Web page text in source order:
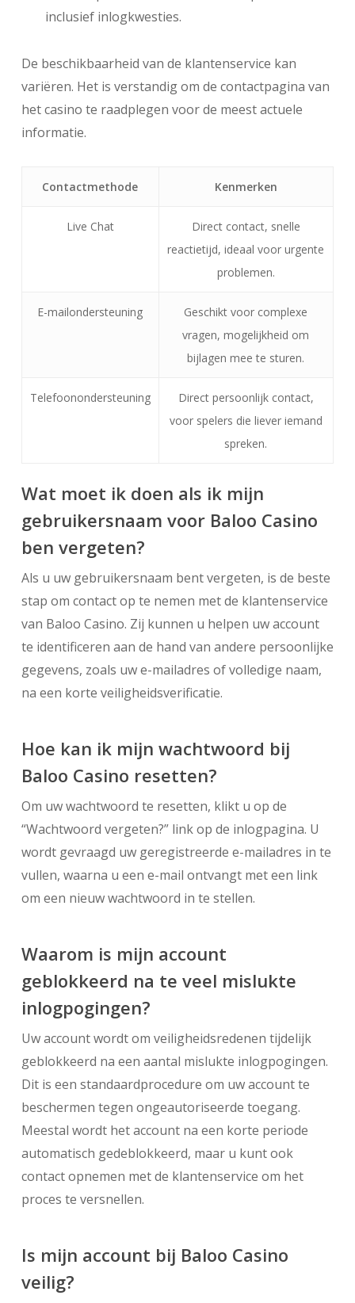
inclusief inlogkwesties.
De beschikbaarheid van de klantenservice kan
variëren. Het is verstandig om de contactpagina van
het casino te raadplegen voor de meest actuele
informatie.
Contactmethode Kenmerken
Live Chat
Direct contact, snelle
reactietijd, ideaal voor urgente
problemen.
E-mailondersteuning
Geschikt voor complexe
vragen, mogelijkheid om
bijlagen mee te sturen.
Telefoonondersteuning
Direct persoonlijk contact,
voor spelers die liever iemand
spreken.
Wat moet ik doen als ik mijn
gebruikersnaam voor Baloo Casino
ben vergeten?
Als u uw gebruikersnaam bent vergeten, is de beste
stap om contact op te nemen met de klantenservice
van Baloo Casino. Zij kunnen u helpen uw account
te identificeren aan de hand van andere persoonlijke
gegevens, zoals uw e-mailadres of volledige naam,
na een korte veiligheidsverificatie.
Hoe kan ik mijn wachtwoord bij
Baloo Casino resetten?
Om uw wachtwoord te resetten, klikt u op de
“Wachtwoord vergeten?” link op de inlogpagina. U
wordt gevraagd uw geregistreerde e-mailadres in te
vullen, waarna u een e-mail ontvangt met een link
om een nieuw wachtwoord in te stellen.
Waarom is mijn account
geblokkeerd na te veel mislukte
inlogpogingen?
Uw account wordt om veiligheidsredenen tijdelijk
geblokkeerd na een aantal mislukte inlogpogingen.
Dit is een standaardprocedure om uw account te
beschermen tegen ongeautoriseerde toegang.
Meestal wordt het account na een korte periode
automatisch gedeblokkeerd, maar u kunt ook
contact opnemen met de klantenservice om het
proces te versnellen.
Is mijn account bij Baloo Casino
veilig?